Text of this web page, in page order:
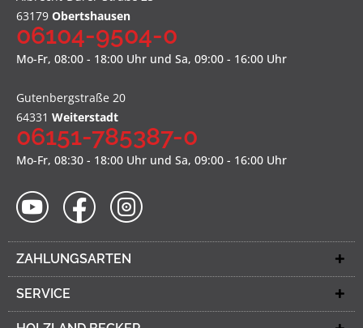
63179 Obertshausen
06104-9504-0
Mo-Fr, 08:00 - 18:00 Uhr und Sa, 09:00 - 16:00 Uhr
Gutenbergstraße 20
64331 Weiterstadt
06151-785387-0
Mo-Fr, 08:30 - 18:00 Uhr und Sa, 09:00 - 16:00 Uhr
ZAHLUNGSARTEN
SERVICE